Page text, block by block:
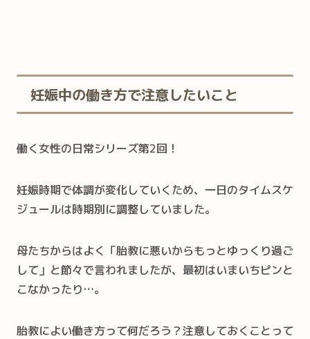
妊娠中の働き方で注意したいこと
働く女性の日常シリーズ第2回！
妊娠時期で体調が変化していくため、一日のタイムスケ
ジュールは時期別に調整していました。
母たちからはよく「胎教に悪いからもっとゆっくり過ご
して」と節々で言われましたが、最初はいまいちピンと
こなかったり…。
胎教によい働き方って何だろう？注意しておくことって